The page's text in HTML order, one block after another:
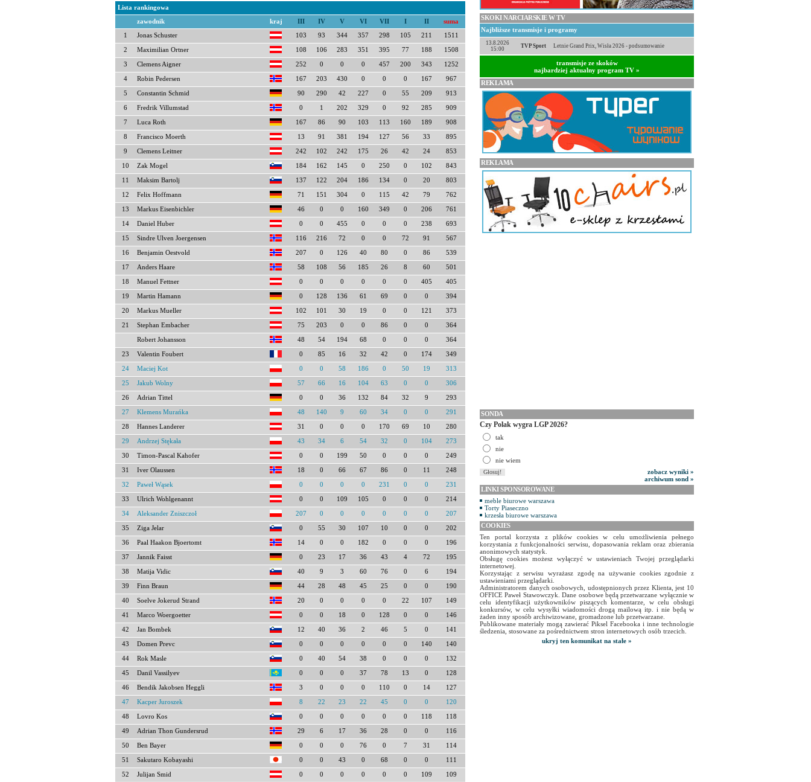
Lista rankingowa
zawodnik kraj III IV V VI VII I II suma
1 Jonas Schuster 103 93 344 357 298 105 211 1511
2 Maximilian Ortner 108 106 283 351 395 77 188 1508
3 Clemens Aigner 252 0 0 0 457 200 343 1252
4 Robin Pedersen 167 203 430 0 0 0 167 967
5 Constantin Schmid 90 290 42 227 0 55 209 913
6 Fredrik Villumstad 0 1 202 329 0 92 285 909
7 Luca Roth 167 86 90 103 113 160 189 908
8 Francisco Moerth 13 91 381 194 127 56 33 895
9 Clemens Leitner 242 102 242 175 26 42 24 853
10 Zak Mogel 184 162 145 0 250 0 102 843
11 Maksim Bartolj 137 122 204 186 134 0 20 803
12 Felix Hoffmann 71 151 304 0 115 42 79 762
13 Markus Eisenbichler 46 0 0 160 349 0 206 761
14 Daniel Huber 0 0 455 0 0 0 238 693
15 Sindre Ulven Joergensen 116 216 72 0 0 72 91 567
16 Benjamin Oestvold 207 0 126 40 80 0 86 539
17 Anders Haare 58 108 56 185 26 8 60 501
18 Manuel Fettner 0 0 0 0 0 0 405 405
19 Martin Hamann 0 128 136 61 69 0 0 394
20 Markus Mueller 102 101 30 19 0 0 121 373
21 Stephan Embacher 75 203 0 0 86 0 0 364
Robert Johansson 48 54 194 68 0 0 0 364
23 Valentin Foubert 0 85 16 32 42 0 174 349
24 Maciej Kot 0 0 58 186 0 50 19 313
25 Jakub Wolny 57 66 16 104 63 0 0 306
26 Adrian Tittel 0 0 36 132 84 32 9 293
27 Klemens Murańka 48 140 9 60 34 0 0 291
28 Hannes Landerer 31 0 0 0 170 69 10 280
29 Andrzej Stękała 43 34 6 54 32 0 104 273
30 Timon-Pascal Kahofer 0 0 199 50 0 0 0 249
31 Iver Olaussen 18 0 66 67 86 0 11 248
32 Paweł Wąsek 0 0 0 0 231 0 0 231
33 Ulrich Wohlgenannt 0 0 109 105 0 0 0 214
34 Aleksander Zniszczoł 207 0 0 0 0 0 0 207
35 Ziga Jelar 0 55 30 107 10 0 0 202
36 Paal Haakon Bjoertomt 14 0 0 182 0 0 0 196
37 Jannik Faisst 0 23 17 36 43 4 72 195
38 Matija Vidic 40 9 3 60 76 0 6 194
39 Finn Braun 44 28 48 45 25 0 0 190
40 Soelve Jokerud Strand 20 0 0 0 0 22 107 149
41 Marco Woergoetter 0 0 18 0 128 0 0 146
42 Jan Bombek 12 40 36 2 46 5 0 141
43 Domen Prevc 0 0 0 0 0 0 140 140
44 Rok Masle 0 40 54 38 0 0 0 132
45 Danil Vassilyev 0 0 0 37 78 13 0 128
46 Bendik Jakobsen Heggli 3 0 0 0 110 0 14 127
47 Kacper Juroszek 8 22 23 22 45 0 0 120
48 Lovro Kos 0 0 0 0 0 0 118 118
49 Adrian Thon Gundersrud 29 6 17 36 28 0 0 116
50 Ben Bayer 0 0 0 76 0 7 31 114
51 Sakutaro Kobayashi 0 0 43 0 68 0 0 111
52 Julijan Smid 0 0 0 0 0 0 109 109
SKOKI NARCIARSKIE W TV
Najbliższe transmisje i programy
13.8.2026
15:00
TVP Sport Letnie Grand Prix, Wisła 2026 - podsumowanie
transmisje ze skoków
najbardziej aktualny program TV »
REKLAMA
REKLAMA
SONDA
Czy Polak wygra LGP 2026?
tak
nie
nie wiem
zobacz wyniki »
archiwum sond »
LINKI SPONSOROWANE
meble biurowe warszawa
Torty Piaseczno
krzesła biurowe warszawa
COOKIES
Ten portal korzysta z plików cookies w celu umożliwienia pełnego
korzystania z funkcjonalności serwisu, dopasowania reklam oraz zbierania
anonimowych statystyk.
Obsługę cookies możesz wyłączyć w ustawieniach Twojej przeglądarki
internetowej.
Korzystając z serwisu wyrażasz zgodę na używanie cookies zgodnie z
ustawieniami przeglądarki.
Administratorem danych osobowych, udostępnionych przez Klienta, jest 10
OFFICE Paweł Stawowczyk. Dane osobowe będą przetwarzane wyłącznie w
celu identyfikacji użytkowników piszących komentarze, w celu obsługi
konkursów, w celu wysyłki wiadomości drogą mailową itp. i nie będą w
żaden inny sposób archiwizowane, gromadzone lub przetwarzane.
Publikowane materiały mogą zawierać Piksel Facebooka i inne technologie
śledzenia, stosowane za pośrednictwem stron internetowych osób trzecich.
ukryj ten komunikat na stałe »